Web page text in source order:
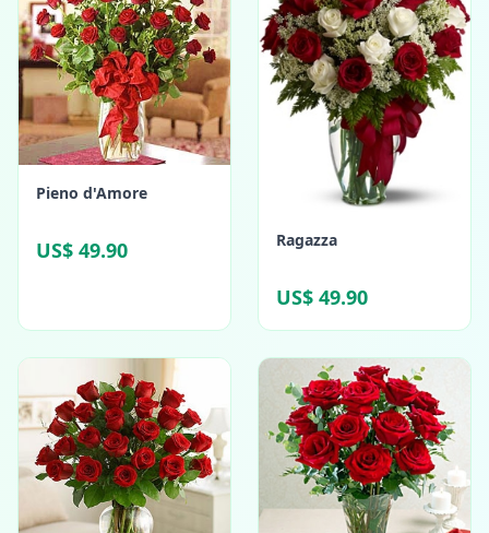
Pieno d'Amore
US$ 49.90 Ragazza
US$ 49.90